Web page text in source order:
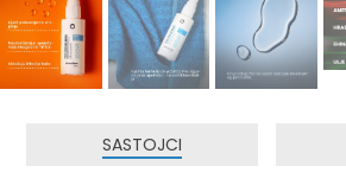
SASTOJCI